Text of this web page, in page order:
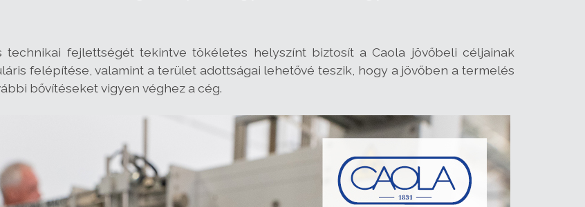
fejlettségét tekintve tökéletes helyszínt biztosít a Caola jövőbeli céljainak
felépítése, valamint a terület adottságai lehetővé teszik, hogy a jövőben a termelés
bővítéseket vigyen véghez a cég.